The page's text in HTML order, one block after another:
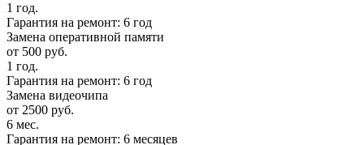
1 год.
Гарантия на ремонт: 6 год
Замена оперативной памяти
от 500 руб.
1 год.
Гарантия на ремонт: 6 год
Замена видеочипа
от 2500 руб.
6 мес.
Гарантия на ремонт: 6 месяцев